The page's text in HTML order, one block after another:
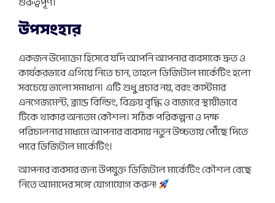
উপসংহার
একজন উদ্যোক্তা হিসেবে যদি আপনি আপনার ব্যবসাকে দ্রুত ও
কার্যকরভাবে এগিয়ে নিতে চান, তাহলে ডিজিটাল মার্কেটিং হলো
সবচেয়ে ভালো সমাধান। এটি শুধু প্রচার নয়, বরং কাস্টমার
এনগেজমেন্ট, ব্র্যান্ড বিল্ডিং, বিক্রয় বৃদ্ধি ও বাজারে স্থায়ীভাবে
টিকে থাকার অন্যতম কৌশল। সঠিক পরিকল্পনা ও দক্ষ
পরিচালনার মাধ্যমে আপনার ব্যবসায় নতুন উচ্চতায় পৌঁছে দিতে
পারে ডিজিটাল মার্কেটিং।
আপনার ব্যবসার জন্য উপযুক্ত ডিজিটাল মার্কেটিং কৌশল বেছে
নিতে আমাদের সঙ্গে যোগাযোগ করুন!